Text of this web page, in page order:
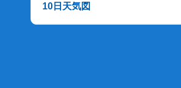
10日天気図